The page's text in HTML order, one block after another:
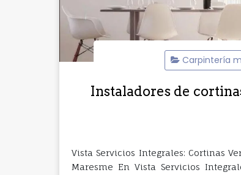
Carpintería
Instaladores de
Vista Servicios Integrales: Cortinas
Maresme En Vista Servicios